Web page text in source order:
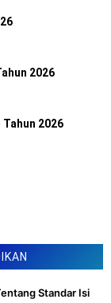
2026
2026
Standar Isi